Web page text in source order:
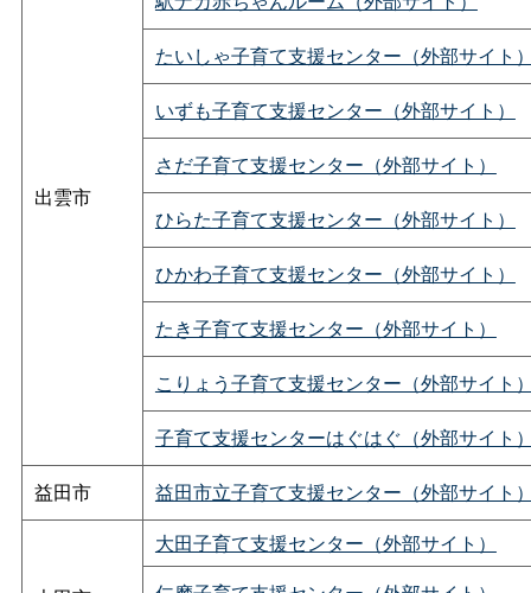
出雲市
たいしゃ子育て支援センター（外部サイト
いずも子育て支援センター（外部サイト）
さだ子育て支援センター（外部サイト）
ひらた子育て支援センター（外部サイト）
ひかわ子育て支援センター（外部サイト）
たき子育て支援センター（外部サイト）
こりょう子育て支援センター（外部サイト
子育て支援センターはぐはぐ（外部サイト
益田市
益田市立子育て支援センター（外部サイト
大田子育て支援センター（外部サイト）